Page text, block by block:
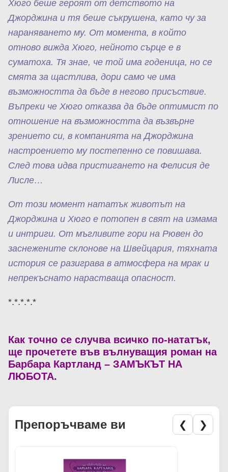
Хюго беше героят от детството на
Джорджина и тя беше съкрушена, като чу за
нараняването му. От момента, в който
отново вижда Хюго, нейното сърце е в
суматоха. Тя знае, че той има годеница, но се
смята за щастлива, дори само че има
възможността да бъде в негово присъствие.
Въпреки че Хюго отказва да бъде оптимист по
отношение на възможността да възвърне
зрението си, в компанията на Джорджина
настроението му постепенно се повишава.
След това идва пристигането на Фелисия де
Лисле…
От този момент нататък животът на
Джорджина и Хюго е потопен в свят на измама
и интриги. От мъгливите гори на Рювен до
заснежените склонове на Швейцария, тяхната
история се разиграва в атмосфера на мрак и
непрекъснато нарастваща опасност.
*.*.*.*.*
Как точно се случва всичко по-нататък,
ще прочетете във вълнуващия роман на
Барбара Картланд – ЗАМЪКЪТ НА
ЛЮБОТА.
Препоръчваме ви ❮ ❯